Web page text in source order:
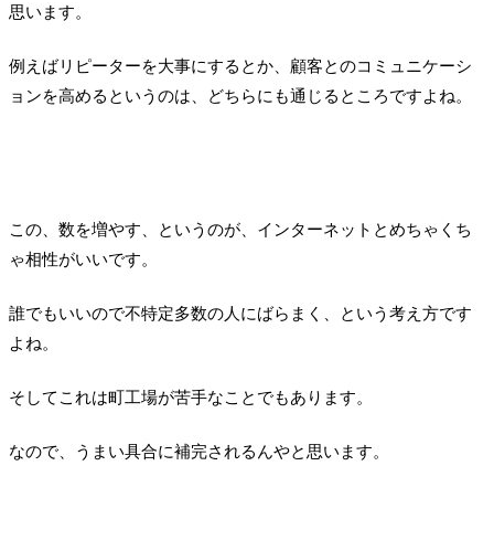
思います。
例えばリピーターを大事にするとか、顧客とのコミュニケーシ
ョンを高めるというのは、どちらにも通じるところですよね。
この、数を増やす、というのが、インターネットとめちゃくち
ゃ相性がいいです。
誰でもいいので不特定多数の人にばらまく、という考え方です
よね。
そしてこれは町工場が苦手なことでもあります。
なので、うまい具合に補完されるんやと思います。